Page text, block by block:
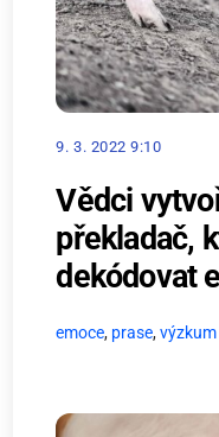
9. 3. 2022 9:10
Vědci
překladač,
dekódovat
emoce, prase,výzkum